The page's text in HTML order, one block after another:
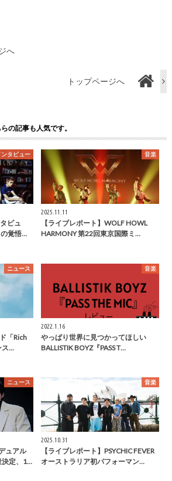
へ
トップページへ
の記事も人気です。
ンタビュー
ビュ
覚悟…
音楽
2025.11.11
【ライブレポート】WOLF HOWL
HARMONY 第22回東京国際ミ…
ニュース
「Rich
ス…
音楽
2022.1.16
やっぱり世界に見つかってほしい
BALLISTIK BOYZ『PASS T…
ニュース
ュアル
決定、1…
音楽
2025.10.31
【ライブレポート】PSYCHIC FEVER
オーストラリア初パフォーマン…